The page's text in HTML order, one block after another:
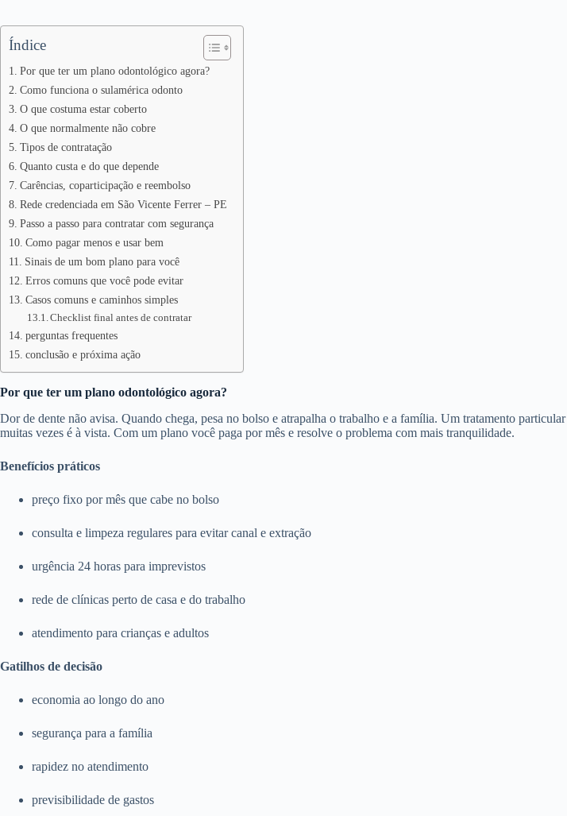
Índice
Por que ter um plano odontológico agora?
Como funciona o sulamérica odonto
O que costuma estar coberto
O que normalmente não cobre
Tipos de contratação
Quanto custa e do que depende
Carências, coparticipação e reembolso
Rede credenciada em São Vicente Ferrer – PE
Passo a passo para contratar com segurança
Como pagar menos e usar bem
Sinais de um bom plano para você
Erros comuns que você pode evitar
Casos comuns e caminhos simples
Checklist final antes de contratar
perguntas frequentes
conclusão e próxima ação
Por que ter um plano odontológico agora?
Dor de dente não avisa. Quando chega, pesa no bolso e atrapalha o trabalho e a família. Um tratamento
muitas vezes é à vista. Com um plano você paga por mês e resolve o problema com mais tranquilidade.
Benefícios práticos
preço fixo por mês que cabe no bolso
consulta e limpeza regulares para evitar canal e extração
urgência 24 horas para imprevistos
rede de clínicas perto de casa e do trabalho
atendimento para crianças e adultos
Gatilhos de decisão
economia ao longo do ano
segurança para a família
rapidez no atendimento
previsibilidade de gastos